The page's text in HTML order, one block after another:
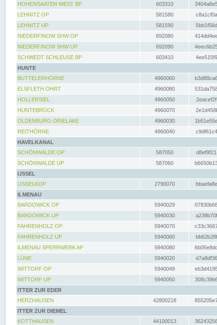
HOHENSAATEN WEST BP
603310
LEHNITZ OP
581580
LEHNITZ UP
581590
NIEDERFINOW SHW OP
692080
NIEDERFINOW SHW UP
692090
SCHWEDT SCHLEUSE BP
603410
HUNTE
BUTTELERHÖRNE
4960060
ELSFLETH OHRT
4960080
HOLLERSIEL
4960050
HUNTEBRÜCK
4960070
OLDENBURG-DRIELAKE
4960030
REITHÖRNE
4960040
HAVELKANAL
SCHÖNWALDE OP
587050
SCHÖNWALDE UP
587060
IJSSEL
IJSSELKOP
2790070
ILMENAU
BARDOWICK OP
5940029
BARDOWICK UP
5940030
FAHRENHOLZ OP
5940070
FAHRENHOLZ UP
5940060
ILMENAU SPERRWERK AP
5940080
LÜNE
5940020
WITTORF OP
5940049
WITTORF UP
5940050
ITTER ZUR EDER
HERZHAUSEN
42800218
ITTER ZUR DIEMEL
KOTTHAUSEN
44100013